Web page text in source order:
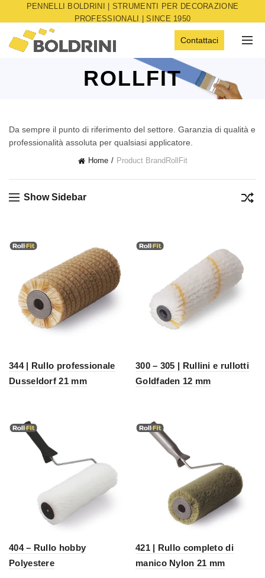
PENNELLI BOLDRINI | STRUMENTI PER DECORAZIONE
PROFESSIONALI | SINCE 1950
Contattaci
ROLLFIT
Da sempre il punto di riferimento del settore. Garanzia di qualità e
professionalità assoluta per qualsiasi applicatore.
Home Product Brand RollFit
Show Sidebar
344 | Rullo professionale
Dusseldorf 21 mm
300 – 305 | Rullini e rullotti
Goldfaden 12 mm
404 – Rullo hobby
Polyestere
421 | Rullo completo di
manico Nylon 21 mm